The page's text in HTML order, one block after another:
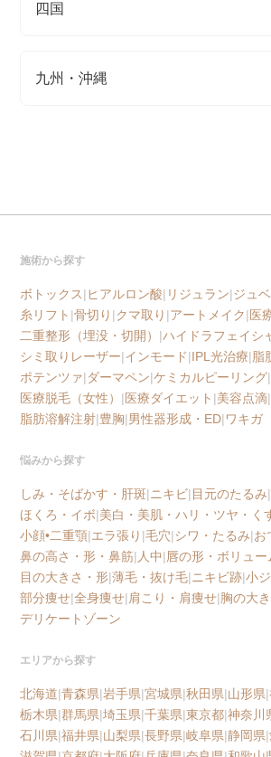
四国
九州・沖縄
施術から探す
ボトックス|ヒアルロン酸| リジュラン|ジュ
糸リフト |骨切り |クマ取り |アートメイク|医
二重整形（埋没・切開） |ハイドラフェイシ
シミ取りレーザー|インモード|IPL光治療|脂
ポテンツァ|ダーマペン|ケミカルピーリング|
医療脱毛（女性） |医療ダイエット |美容点滴|
脂肪溶解注射|豊胸|男性器形成・ED|ワキガ
悩みから探す
しみ・そばかす・肝斑|ニキビ|目元のたるみ|
ほくろ・イボ|美白・美肌・ハリ・ツヤ・く
小顔•二重顎|エラ張り |毛穴|シワ・たるみ|お
鼻の高さ・形・鼻筋|人中|唇の形・ボリュ
目の大きさ・形|薄毛・抜け毛|ニキビ跡|小
部分痩せ|全身痩せ|肩こり・肩痩せ|胸の大
デリケートゾーン
エリアから探す
北海道|青森県|岩手県|宮城県|秋田県|山形県|
栃木県|群馬県|埼玉県|千葉県|東京都|神奈川
石川県|福井県|山梨県|長野県|岐阜県|静岡県|